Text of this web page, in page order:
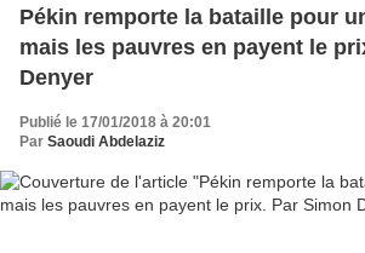
Pékin remporte la bataille pour
mais les pauvres en payent le
Denyer
Publié le 17/01/2018 à 20:01
Par Saoudi Abdelaziz